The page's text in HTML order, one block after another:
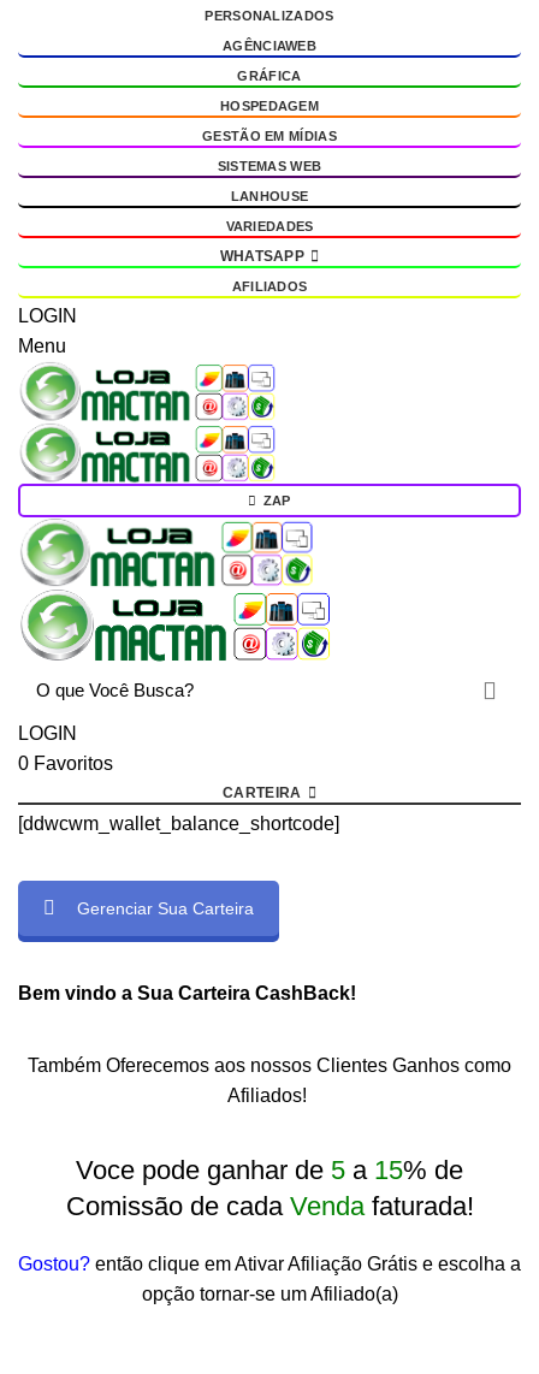
PERSONALIZADOS
AGÊNCIAWEB
GRÁFICA
HOSPEDAGEM
GESTÃO EM MÍDIAS
SISTEMAS WEB
LANHOUSE
VARIEDADES
WHATSAPP
AFILIADOS
LOGIN
Menu
ZAP
LOGIN
0 Favoritos
CARTEIRA
[ddwcwm_wallet_balance_shortcode]
Gerenciar Sua Carteira
Bem vindo a Sua Carteira CashBack!
Também Oferecemos aos nossos Clientes Ganhos como
Afiliados!
Voce pode ganhar de 5 a 15% de
Comissão de cada Vendafaturada!
Gostou? então clique em Ativar Afiliação Grátis e escolha a
opção tornar-se um Afiliado(a)